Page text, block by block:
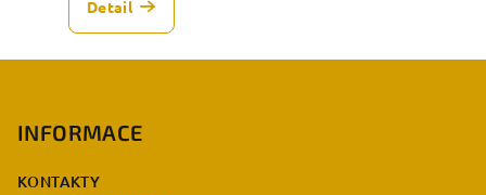
Detail
INFORMACE
KONTAKTY